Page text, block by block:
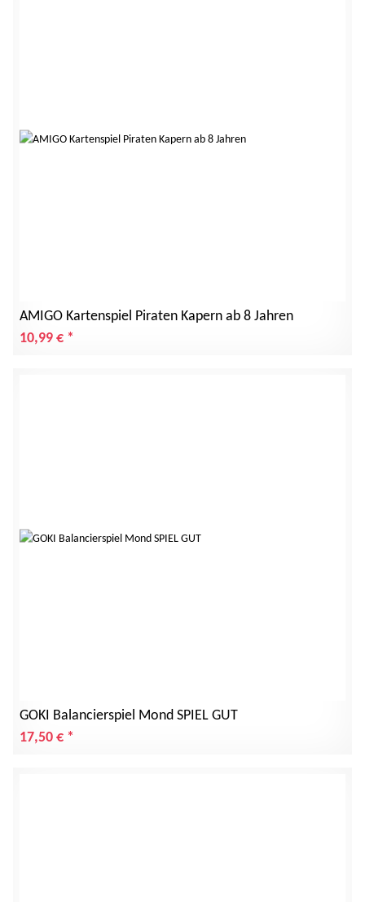
AMIGO Kartenspiel Piraten Kapern ab 8 Jahren
10,99 € *
GOKI Balancierspiel Mond SPIEL GUT
17,50 € *